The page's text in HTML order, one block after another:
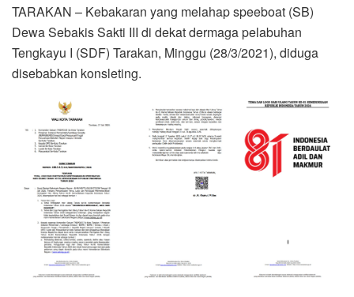
TARAKAN – Kebakaran yang melahap speeboat (SB)
Dewa Sebakis Sakti III di dekat dermaga pelabuhan
Tengkayu I (SDF) Tarakan, Minggu (28/3/2021), diduga
disebabkan konsleting.